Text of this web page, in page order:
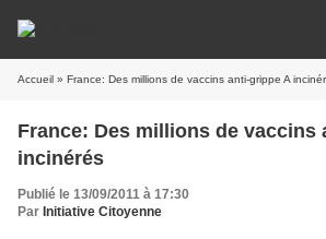
Accueil » France: Des millions de vaccins anti-grippe A
France: Des millions de vaccins
incinérés
Publié le 13/09/2011 à 17:30
Par Initiative Citoyenne